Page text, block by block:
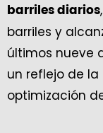
barriles diarios
barriles y
últimos nueve
un reflejo de
optimización